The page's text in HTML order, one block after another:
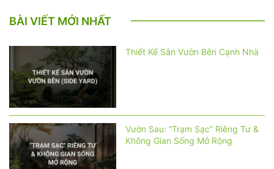
BÀI VIẾT MỚI NHẤT
Thiết Kế Sân Vườn Bên Cạnh Nhà
Vườn Sau: “Trạm Sạc” Riêng Tư &
Không Gian Sống Mở Rộng